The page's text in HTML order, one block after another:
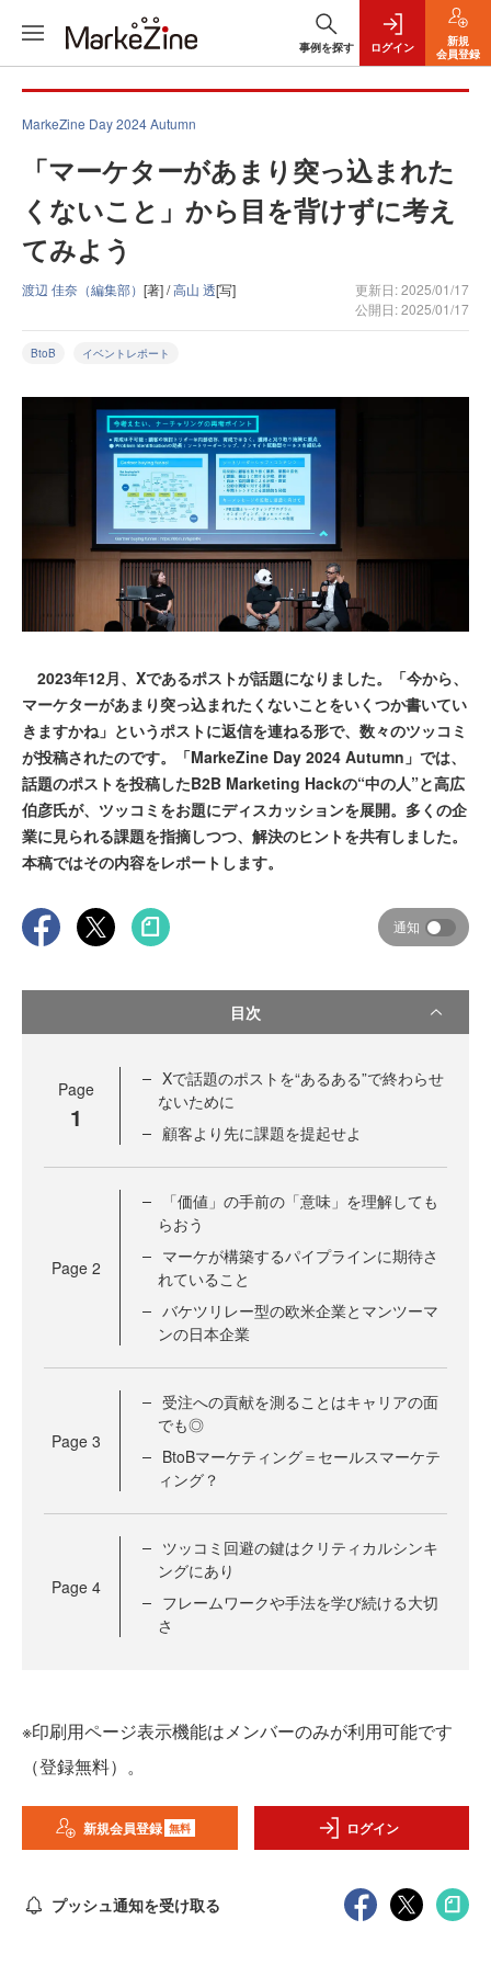
事例を探す ログイン
新規
会員登録
MarkeZine Day 2024 Autumn
「マーケターがあまり突っ込まれた
くないこと」から目を背けずに考え
てみよう
渡辺 佳奈（編集部） [著] /高山 透[写]
更新日: 2025/01/17
公開日: 2025/01/17
BtoB イベントレポート
2023年12月、Xであるポストが話題になりました。「今から、
マーケターがあまり突っ込まれたくないことをいくつか書いてい
きますかね」というポストに返信を連ねる形で、数々のツッコミ
が投稿されたのです。「MarkeZine Day 2024 Autumn」では、
話題のポストを投稿したB2B Marketing Hackの“中の人”と高広
伯彦氏が、ツッコミをお題にディスカッションを展開。多くの企
業に見られる課題を指摘しつつ、解決のヒントを共有しました。
本稿ではその内容をレポートします。
通知
目次
Page
1
Xで話題のポストを“あるある”で終わらせ
ないために
顧客より先に課題を提起せよ
Page 2
「価値」の手前の「意味」を理解しても
らおう
マーケが構築するパイプラインに期待さ
れていること
バケツリレー型の欧米企業とマンツーマ
ンの日本企業
Page 3
受注への貢献を測ることはキャリアの面
でも◎
BtoBマーケティング＝セールスマーケテ
ィング？
Page 4
ツッコミ回避の鍵はクリティカルシンキ
ングにあり
フレームワークや手法を学び続ける大切
さ
※印刷用ページ表示機能はメンバーのみが利用可能です
（登録無料）。
新規会員登録 無料 ログイン
プッシュ通知を受け取る